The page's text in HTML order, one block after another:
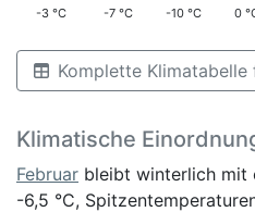
-3 °C -7 °C -10 °C 0
Komplette Klimatabelle
Klimatische
Februar bleibt winterlich mit
-6,5 °C,